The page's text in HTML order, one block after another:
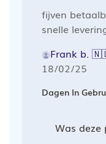
fijven
snelle
Frank b.
18/02/25
Dagen In
Was